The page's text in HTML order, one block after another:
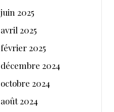
juin 2025
avril 2025
février 2025
décembre 2024
octobre 2024
août 2024